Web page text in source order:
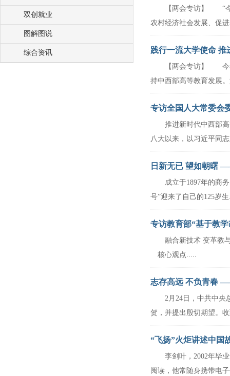
校长吴普特代表
【两会专访】 “今年
农村经济社会发展、促
践行一流大学使命
南开大学校长曹雪涛
【两会专访】 今年政
持中西部高等教育发展
专访全国人大常委会
学会会长杜玉波
推进新时代中西部高
八大以来，以习近平同
日新无已 望如朝曙
成立于1897年的商务
号”迎来了自己的125岁
专访教育部“基于教
家组组长、首都师范
融合新技术 变革教与
核心观点.....
志存高远 不负青春
2月24日，中共中央总
贺，并提出殷切期望。
“飞扬”火炬讲述中国
李剑叶，2002年毕业
阅读，他常随身携带电
双创就业
图解图说
综合资讯